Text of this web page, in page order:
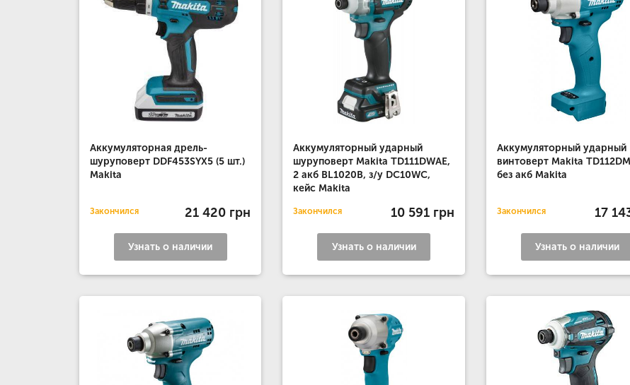
Аккумуляторная дрель-
шуруповерт DDF453SYX5 (5 шт.)
Makita
Закончился 21 420 грн
Узнать о наличии
Аккумуляторный ударный
шуруповерт Makita TD111DWAE,
2 акб BL1020B, з/у DC10WC,
кейс Makita
Закончился 10 591 грн
Узнать о наличии
Аккумуляторный ударный
винтоверт Makita
без акб Makita
Закончился 17
Узнать о наличии